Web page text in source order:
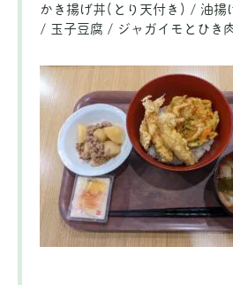
かき揚げ丼(とり天付き) / 油揚
/ 玉子豆腐 / ジャガイモとひき